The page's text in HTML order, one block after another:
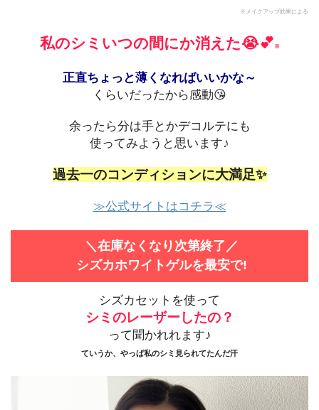
※メイクアップ効果による
私のシミいつの間にか消えた😭💕 ※
正直ちょっと薄くなればいいかな～
くらいだったから感動😘
余ったら分は手とかデコルテにも
使ってみようと思います♪
過去一のコンディションに大満足✨
≫公式サイトはコチラ≪
＼在庫なくなり次第終了／
シズカホワイトゲルを最安で!
シズカセットを使って
シミのレーザーしたの？
って聞かれれます♪
ていうか、やっぱ私のシミ見られてたんだ汗